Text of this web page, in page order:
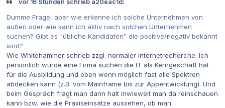
vor 16 Stunden schrieb a20eac1d:
Dumme Frage, aber wie erkenne ich solche Unternehmen von
außen oder wie kann ich aktiv nach solchen Unternehmen
suchen? Gibt es "übliche Kandidaten" die positive/negativ bekannt
sind?
Wie Whitehammer schrieb zzgl. normaler Internetrecherche. Ich
persönlich würde eine Firma suchen die IT als Kerngeschäft hat
für die Ausbildung und eben wenn möglich fast alle Spektren
abdecken kann (z.B. vom Mainframe bis zur Appentwicklung). Und
beim Gespräch fragt man dann halt inwieweit man da reinschauen
kann bzw. wie die Praxiseinsätze aussehen, ob man